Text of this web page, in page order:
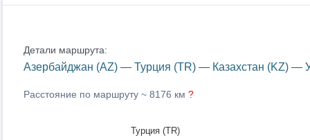
Детали маршрута:
Азербайджан (AZ) — Турция (TR) — Казахстан (KZ) —
Расстояние по маршруту ~ 8176 км ?
Турция (TR)